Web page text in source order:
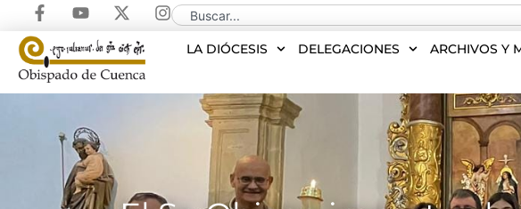
LA DIÓCESIS DELEGACIONES ARCHIVOS Y